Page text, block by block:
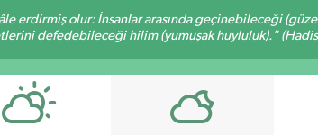
erdirmiş olur: İnsanlar arasında geçinebileceği
defedebileceği hilim (yumuşak huyluluk)."